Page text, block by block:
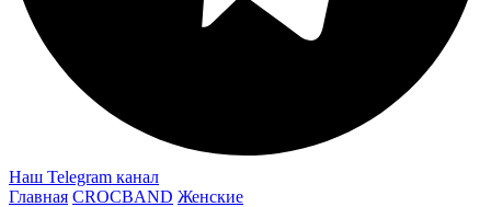
Наш Telegram канал
Главная CROCBAND Женские